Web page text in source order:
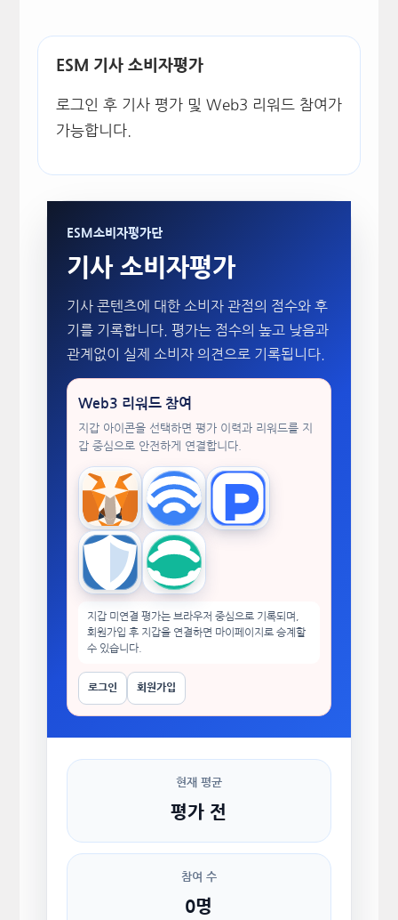
ESM 기사 소비자평가
로그인 후 기사 평가 및 Web3 리워드 참여가
가능합니다.
ESM소비자평가단
기사 소비자평가
기사 콘텐츠에 대한 소비자 관점의 점수와 후
기를 기록합니다. 평가는 점수의 높고 낮음과
관계없이 실제 소비자 의견으로 기록됩니다.
Web3 리워드 참여
지갑 아이콘을 선택하면 평가 이력과 리워드를 지
갑 중심으로 안전하게 연결합니다.
MetaMask WalletConnectTokenPocket
Trust Wallet imToken
지갑 미연결 평가는 브라우저 중심으로 기록되며,
회원가입 후 지갑을 연결하면 마이페이지로 승계할
수 있습니다.
로그인 회원가입
현재 평균
평가 전
참여 수
0명